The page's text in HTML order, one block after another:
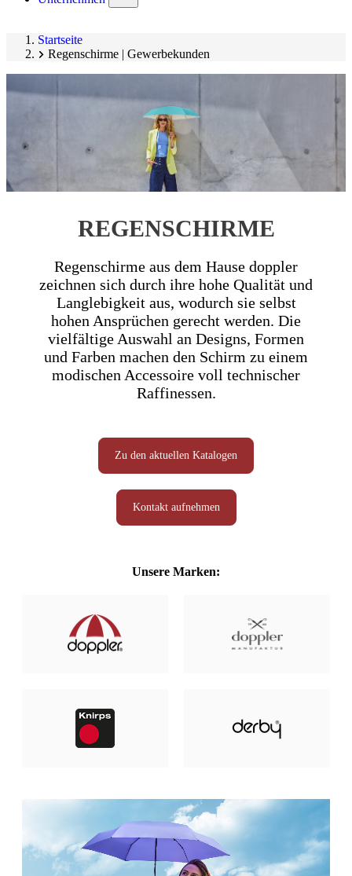
submenu)
Startseite
Regenschirme | Gewerbekunden
REGENSCHIRME
Regenschirme aus dem Hause doppler
zeichnen sich durch ihre hohe Qualität und
Langlebigkeit aus, wodurch sie selbst
hohen Ansprüchen gerecht werden. Die
vielfältige Auswahl an Designs, Formen
und Farben machen den Schirm zu einem
modischen Accessoire voll technischer
Raffinessen.
Zu den aktuellen Katalogen
Kontakt aufnehmen
Unsere Marken: